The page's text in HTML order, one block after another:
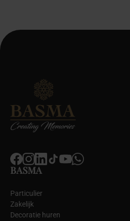
BASMA
Particulier
Zakelijk
Decoratie huren